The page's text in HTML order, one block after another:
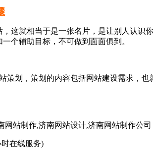
这就相当于是一张名片，是让别人认识
个辅助目标，不可做到面面俱到。
策划，策划的内容包括网站建设需求，
网站制作,济南网站设计,济南网站制作公司
时在线服务)